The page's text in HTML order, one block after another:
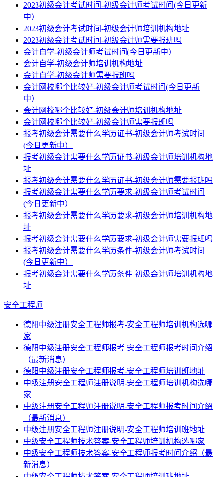
2023初级会计考试时间-初级会计师考试时间(今日更新
中）
2023初级会计考试时间-初级会计师培训机构地址
2023初级会计考试时间-初级会计师需要报班吗
会计自学-初级会计师考试时间(今日更新中）
会计自学-初级会计师培训机构地址
会计自学-初级会计师需要报班吗
会计网校哪个比较好-初级会计师考试时间(今日更新
中）
会计网校哪个比较好-初级会计师培训机构地址
会计网校哪个比较好-初级会计师需要报班吗
报考初级会计需要什么学历证书-初级会计师考试时间
(今日更新中）
报考初级会计需要什么学历证书-初级会计师培训机构地
址
报考初级会计需要什么学历证书-初级会计师需要报班吗
报考初级会计需要什么学历要求-初级会计师考试时间
(今日更新中）
报考初级会计需要什么学历要求-初级会计师培训机构地
址
报考初级会计需要什么学历要求-初级会计师需要报班吗
报考初级会计需要什么学历条件-初级会计师考试时间
(今日更新中）
报考初级会计需要什么学历条件-初级会计师培训机构地
址
安全工程师
德阳中级注册安全工程师报考-安全工程师培训机构选哪
家
德阳中级注册安全工程师报考-安全工程师报考时间介绍
（最新消息）
德阳中级注册安全工程师报考-安全工程师培训班地址
中级注册安全工程师注册说明-安全工程师培训机构选哪
家
中级注册安全工程师注册说明-安全工程师报考时间介绍
（最新消息）
中级注册安全工程师注册说明-安全工程师培训班地址
中级安全工程师技术答案-安全工程师培训机构选哪家
中级安全工程师技术答案-安全工程师报考时间介绍（最
新消息）